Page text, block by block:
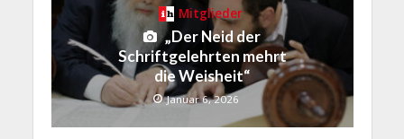
Mitglieder
„Der Neid der
Schriftgelehrten mehrt
die Weisheit“
Januar 6, 2026